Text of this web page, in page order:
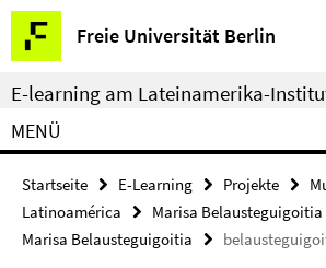
Springe
direkt
zu
Inhalt
Freie Universität Berlin
Service-
Navigation
E-learning am Lateinamerika-
MENÜ
Startseite E-Learning Projekte
Latinoamérica
Marisa Belausteguigoitia
Marisa Belausteguigoitia